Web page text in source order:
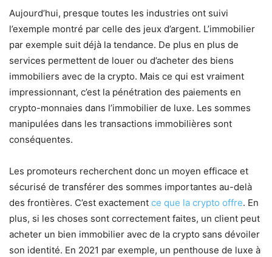
Aujourd’hui, presque toutes les industries ont suivi
l’exemple montré par celle des jeux d’argent. L’immobilier
par exemple suit déjà la tendance. De plus en plus de
services permettent de louer ou d’acheter des biens
immobiliers avec de la crypto. Mais ce qui est vraiment
impressionnant, c’est la pénétration des paiements en
crypto-monnaies dans l’immobilier de luxe. Les sommes
manipulées dans les transactions immobilières sont
conséquentes.
Les promoteurs recherchent donc un moyen efficace et
sécurisé de transférer des sommes importantes au-delà
des frontières. C’est exactement ce que la crypto offre. En
plus, si les choses sont correctement faites, un client peut
acheter un bien immobilier avec de la crypto sans dévoiler
son identité. En 2021 par exemple, un penthouse de luxe à